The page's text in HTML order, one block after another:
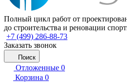
Полный цикл работ от
до строительства и реновации
+7 (499) 286-88-73
Заказать звонок
Поиск
Отложенные 0
Корзина 0